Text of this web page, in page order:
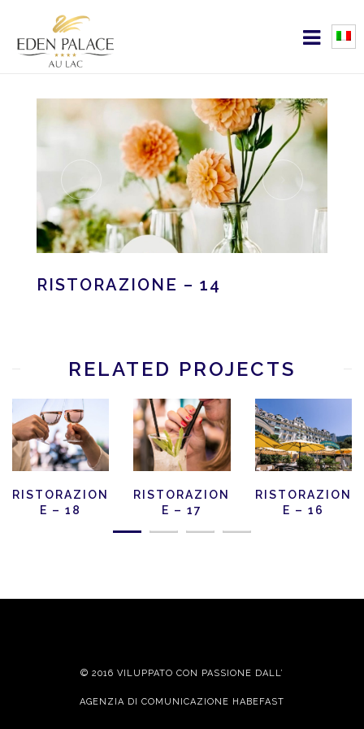
RISTORAZIONE – 14
RELATED PROJECTS
RISTORAZION
E – 18
RISTORAZION
E – 17
RISTORAZION
E – 16
© 2016 VILUPPATO CON PASSIONE DALL’
AGENZIA DI COMUNICAZIONE HABEFAST